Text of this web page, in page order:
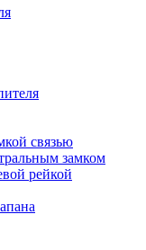
связью
замком
рейкой